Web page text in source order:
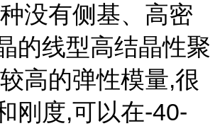
没有侧基、高密
的线型高结晶性聚
高的弹性模量,很
刚度,可以在-40-